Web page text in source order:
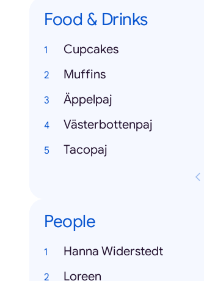
Food & Drinks
Cupcakes
Muffins
Äppelpaj
Västerbottenpaj
Tacopaj
People
Hanna Widerstedt
Loreen